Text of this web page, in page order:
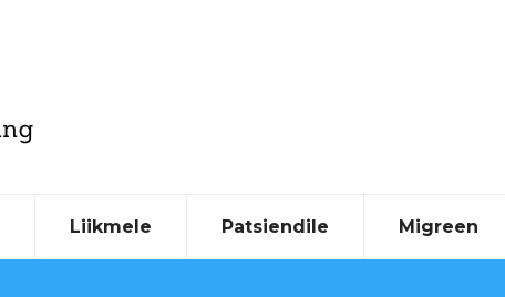
Liikmele Patsiendile Migreen